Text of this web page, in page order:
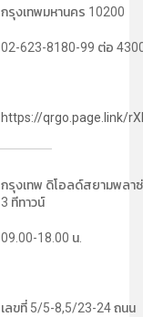
กรุงเทพมหานคร 10200
02-623-8180-99 ต่อ
https://qrgo.page.link/
กรุงเทพ ดิโอลด์สยามพลา
3 ทีทาวน์
09.00-18.00 น.
เลขที่ 5/5-8,5/23-24 ถนน